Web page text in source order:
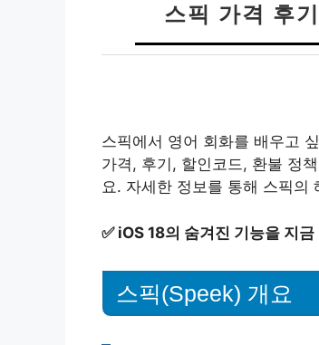
스픽 가격 후
스픽에서 영어 회화를 배우고
가격, 후기, 할인코드, 환불 정
요. 자세한 정보를 통해 스픽의
✅ iOS 18의 숨겨진 기능을 지
스픽(Speek) 개요